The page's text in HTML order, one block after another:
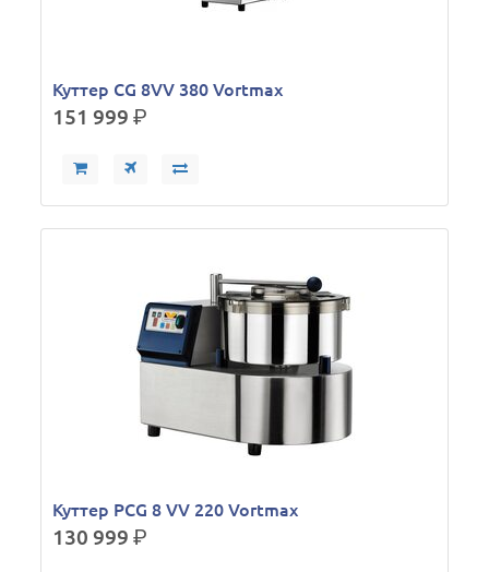
Куттер CG 8VV 380 Vortmax
151 999р.
Куттер PCG 8 VV 220 Vortmax
130 999р.